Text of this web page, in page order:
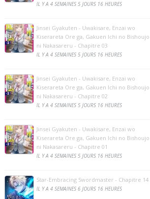
IL Y A 4 SEMAINES 5 JOURS 16 HEURES
Jinsei Gyakuten - Uwakisare, Enzai wo
Kiserareta Ore ga, Gakuen Ichi no Bishoujo
ni Nakasareru - Chapitre 03
IL Y A 4 SEMAINES 5 JOURS 16 HEURES
Jinsei Gyakuten - Uwakisare, Enzai wo
Kiserareta Ore ga, Gakuen Ichi no Bishoujo
ni Nakasareru - Chapitre 02
IL Y A 4 SEMAINES 5 JOURS 16 HEURES
Jinsei Gyakuten - Uwakisare, Enzai wo
Kiserareta Ore ga, Gakuen Ichi no Bishoujo
ni Nakasareru - Chapitre 01
IL Y A 4 SEMAINES 5 JOURS 16 HEURES
Star-Embracing Swordmaster - Chapitre 14
IL Y A 4 SEMAINES 6 JOURS 16 HEURES